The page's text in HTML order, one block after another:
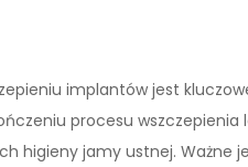
implantów jest
procesu
higieny jamy ustnej. Ważne